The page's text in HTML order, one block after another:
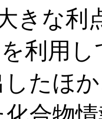
きな
利用
たほ